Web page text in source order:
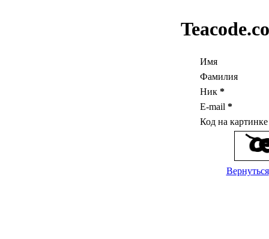
Имя
Фамилия
Ник *
E-mail *
Код на
Вернуться